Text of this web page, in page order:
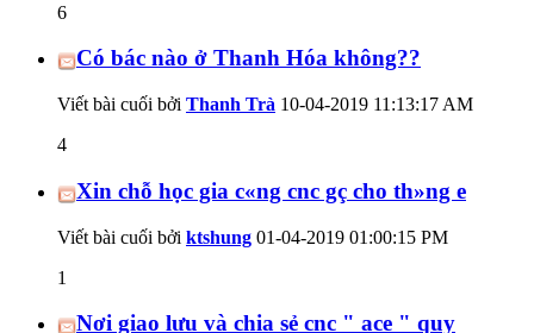
6
Có bác nào ở Thanh Hóa không??
Viết bài cuối bởi Thanh Trà 10-04-2019 11:13:17 AM
4
Xin chỗ học gia c«ng cnc gç cho th»ng e
Viết bài cuối bởi ktshung 01-04-2019 01:00:15 PM
1
Nơi giao lưu và chia sẻ cnc " ace " quy